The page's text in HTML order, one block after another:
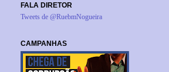
FALA DIRETOR
Tweets de @RuebmNogueira
CAMPANHAS